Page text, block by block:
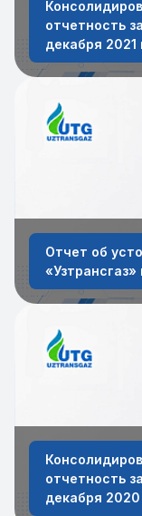
отчетность
декабря 2021
Отчет об
отчетность
декабря 2020